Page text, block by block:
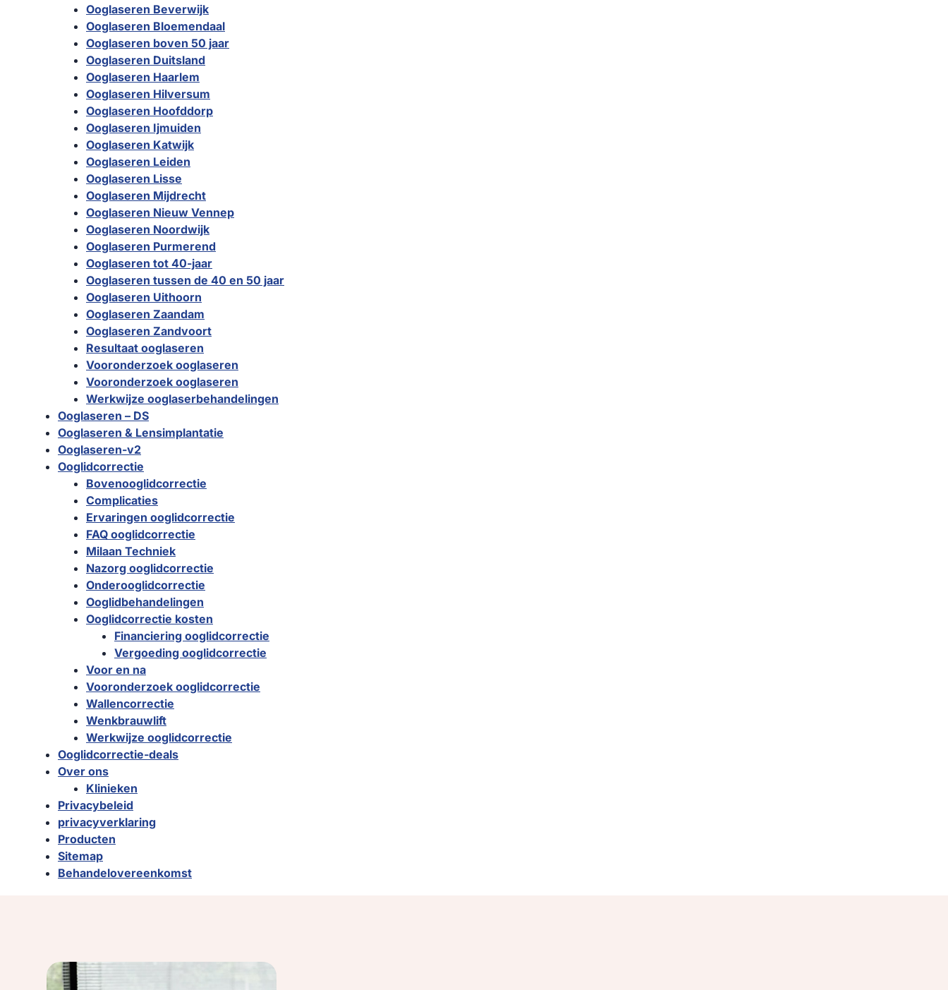
Ooglaseren Beverwijk
Ooglaseren Bloemendaal
Ooglaseren boven 50 jaar
Ooglaseren Duitsland
Ooglaseren Haarlem
Ooglaseren Hilversum
Ooglaseren Hoofddorp
Ooglaseren Ijmuiden
Ooglaseren Katwijk
Ooglaseren Leiden
Ooglaseren Lisse
Ooglaseren Mijdrecht
Ooglaseren Nieuw Vennep
Ooglaseren Noordwijk
Ooglaseren Purmerend
Ooglaseren tot 40-jaar
Ooglaseren tussen de 40 en 50 jaar
Ooglaseren Uithoorn
Ooglaseren Zaandam
Ooglaseren Zandvoort
Resultaat ooglaseren
Vooronderzoek ooglaseren
Vooronderzoek ooglaseren
Werkwijze ooglaserbehandelingen
Ooglaseren – DS
Ooglaseren & Lensimplantatie
Ooglaseren-v2
Ooglidcorrectie
Bovenooglidcorrectie
Complicaties
Ervaringen ooglidcorrectie
FAQ ooglidcorrectie
Milaan Techniek
Nazorg ooglidcorrectie
Onderooglidcorrectie
Ooglidbehandelingen
Ooglidcorrectie kosten
Financiering ooglidcorrectie
Vergoeding ooglidcorrectie
Voor en na
Vooronderzoek ooglidcorrectie
Wallencorrectie
Wenkbrauwlift
Werkwijze ooglidcorrectie
Ooglidcorrectie-deals
Over ons
Klinieken
Privacybeleid
privacyverklaring
Producten
Sitemap
Behandelovereenkomst